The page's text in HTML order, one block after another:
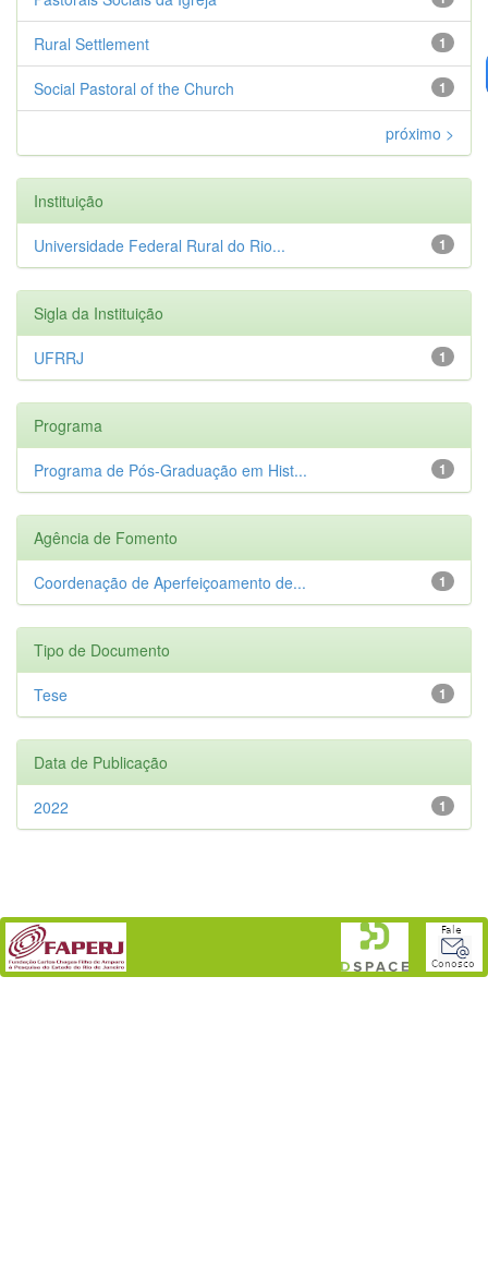
1
Rural Settlement
1
Social Pastoral of the Church
próximo >
Instituição
1
Universidade Federal Rural do Rio...
Sigla da Instituição
1
UFRRJ
Programa
1
Programa de Pós-Graduação em Hist...
Agência de Fomento
1
Coordenação de Aperfeiçoamento de...
Tipo de Documento
1
Tese
Data de Publicação
1
2022